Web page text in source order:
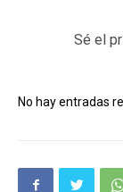
Sé el
No hay entradas